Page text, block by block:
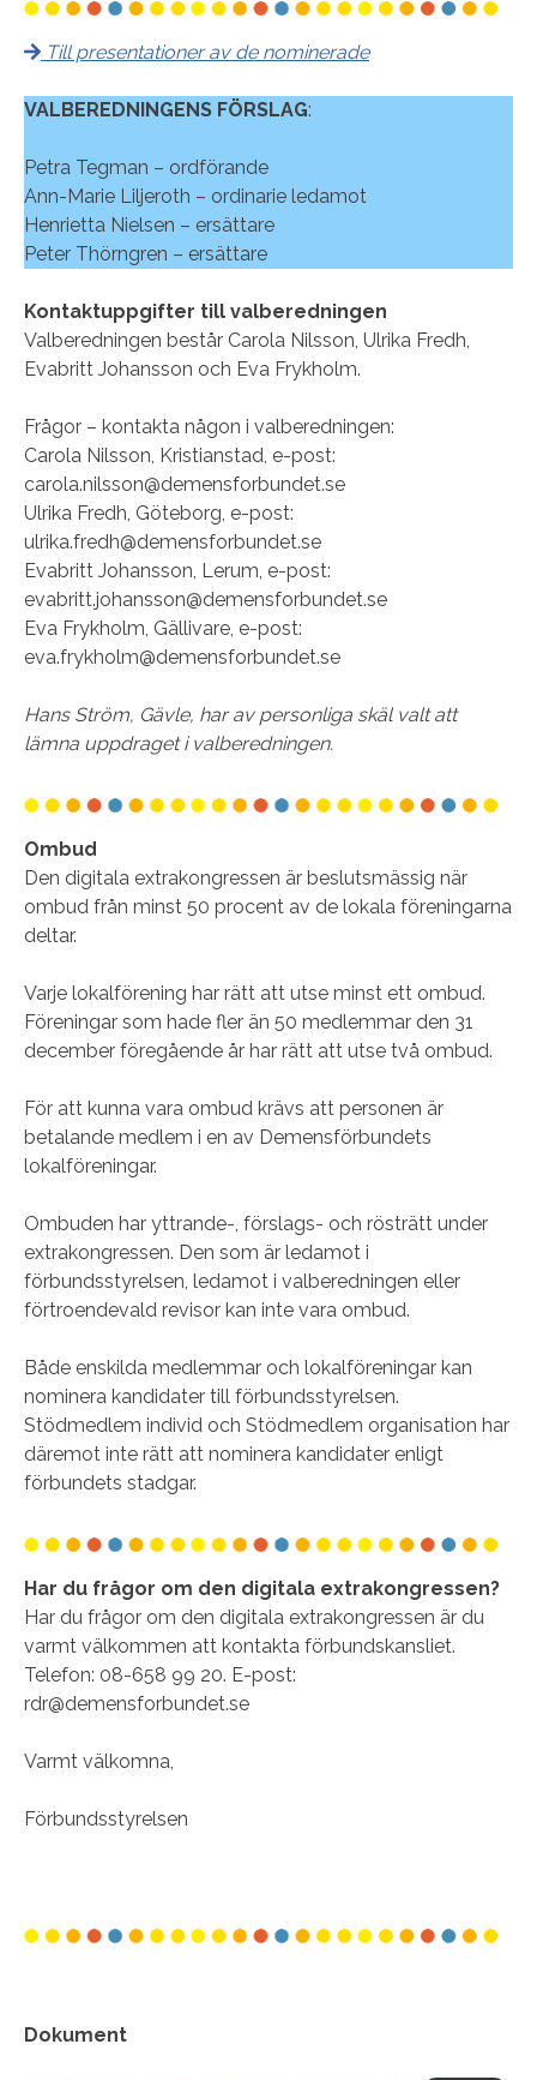
Till presentationer av de nominerade
VALBEREDNINGENS FÖRSLAG:
Petra Tegman – ordförande
Ann-Marie Liljeroth – ordinarie ledamot
Henrietta Nielsen – ersättare
Peter Thörngren – ersättare
Kontaktuppgifter till valberedningen
Valberedningen består Carola Nilsson, Ulrika Fredh,
Evabritt Johansson och Eva Frykholm.
Frågor – kontakta någon i valberedningen:
Carola Nilsson, Kristianstad, e-post:
carola.nilsson@demensforbundet.se
Ulrika Fredh, Göteborg, e-post:
ulrika.fredh@demensforbundet.se
Evabritt Johansson, Lerum, e-post:
evabritt.johansson@demensforbundet.se
Eva Frykholm, Gällivare, e-post:
eva.frykholm@demensforbundet.se
Hans Ström, Gävle, har av personliga skäl valt att
lämna uppdraget i valberedningen.
Ombud
Den digitala extrakongressen är beslutsmässig när
ombud från minst 50 procent av de lokala föreningarna
deltar.
Varje lokalförening har rätt att utse minst ett ombud.
Föreningar som hade fler än 50 medlemmar den 31
december föregående år har rätt att utse två ombud.
För att kunna vara ombud krävs att personen är
betalande medlem i en av Demensförbundets
lokalföreningar.
Ombuden har yttrande-, förslags- och rösträtt under
extrakongressen. Den som är ledamot i
förbundsstyrelsen, ledamot i valberedningen eller
förtroendevald revisor kan inte vara ombud.
Både enskilda medlemmar och lokalföreningar kan
nominera kandidater till förbundsstyrelsen.
Stödmedlem individ och Stödmedlem organisation har
däremot inte rätt att nominera kandidater enligt
förbundets stadgar.
Har du frågor om den digitala extrakongressen?
Har du frågor om den digitala extrakongressen är du
varmt välkommen att kontakta förbundskansliet.
Telefon: 08-658 99 20. E-post:
rdr@demensforbundet.se
Varmt välkomna,
Förbundsstyrelsen
Dokument